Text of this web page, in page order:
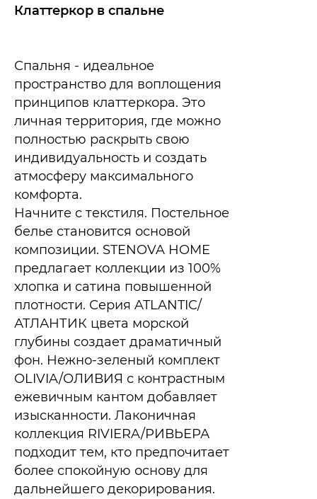
Клаттеркор в спальне
Спальня - идеальное
пространство для воплощения
принципов клаттеркора. Это
личная территория, где можно
полностью раскрыть свою
индивидуальность и создать
атмосферу максимального
комфорта.
Начните с текстиля. Постельное
белье становится основой
композиции. STENOVA HOME
предлагает коллекции из 100%
хлопка и сатина повышенной
плотности. Серия ATLANTIC/
АТЛАНТИК цвета морской
глубины создает драматичный
фон. Нежно-зеленый комплект
OLIVIA/ОЛИВИЯ с контрастным
ежевичным кантом добавляет
изысканности. Лаконичная
коллекция RIVIERA/РИВЬЕРА
подходит тем, кто предпочитает
более спокойную основу для
дальнейшего декорирования.​